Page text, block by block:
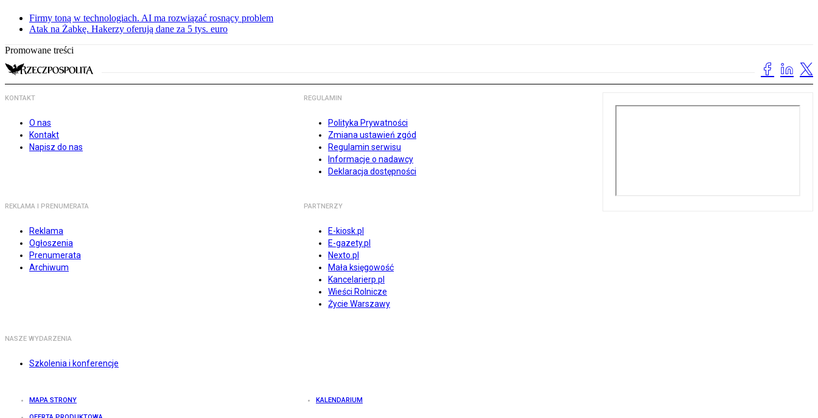
Firmy toną w technologiach. AI ma rozwiązać rosnący problem
Atak na Żabkę. Hakerzy oferują dane za 5 tys. euro
Promowane treści
KONTAKT
O nas
Kontakt
Napisz do nas
REGULAMIN
Polityka Prywatności
Zmiana ustawień zgód
Regulamin serwisu
Informacje o nadawcy
Deklaracja dostępności
REKLAMA I PRENUMERATA
Reklama
Ogłoszenia
Prenumerata
Archiwum
PARTNERZY
E-kiosk.pl
E-gazety.pl
Nexto.pl
Mała księgowość
Kancelarierp.pl
Wieści Rolnicze
Życie Warszawy
NASZE WYDARZENIA
Szkolenia i konferencje
MAPA STRONY KALENDARIUM